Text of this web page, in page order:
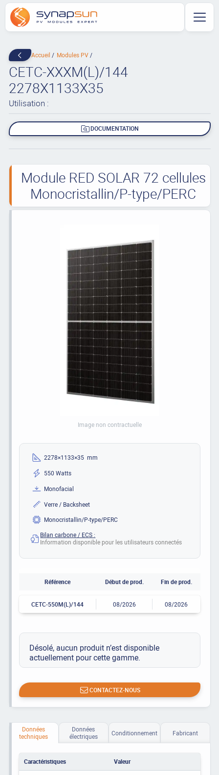
Accueil Modules PV
CETC-XXXM(L)/144
2278X1133X35
Utilisation :
DOCUMENTATION
Module RED SOLAR 72 cellules
Monocristallin/P-type/PERC
Image non contractuelle
2278×1133×35 mm
550 Watts
Monofacial
Verre / Backsheet
Monocristallin/P-type/PERC
Bilan carbone / ECS :
Information disponible pour les utilisateurs connectés
Référence Début de prod. Fin de prod.
CETC-550M(L)/144 08/2026 08/2026
Désolé, aucun produit n’est disponible
actuellement pour cette gamme.
CONTACTEZ-NOUS
Données
techniques
Données
électriques
Conditionnement Fabricant
Caractéristiques Valeur